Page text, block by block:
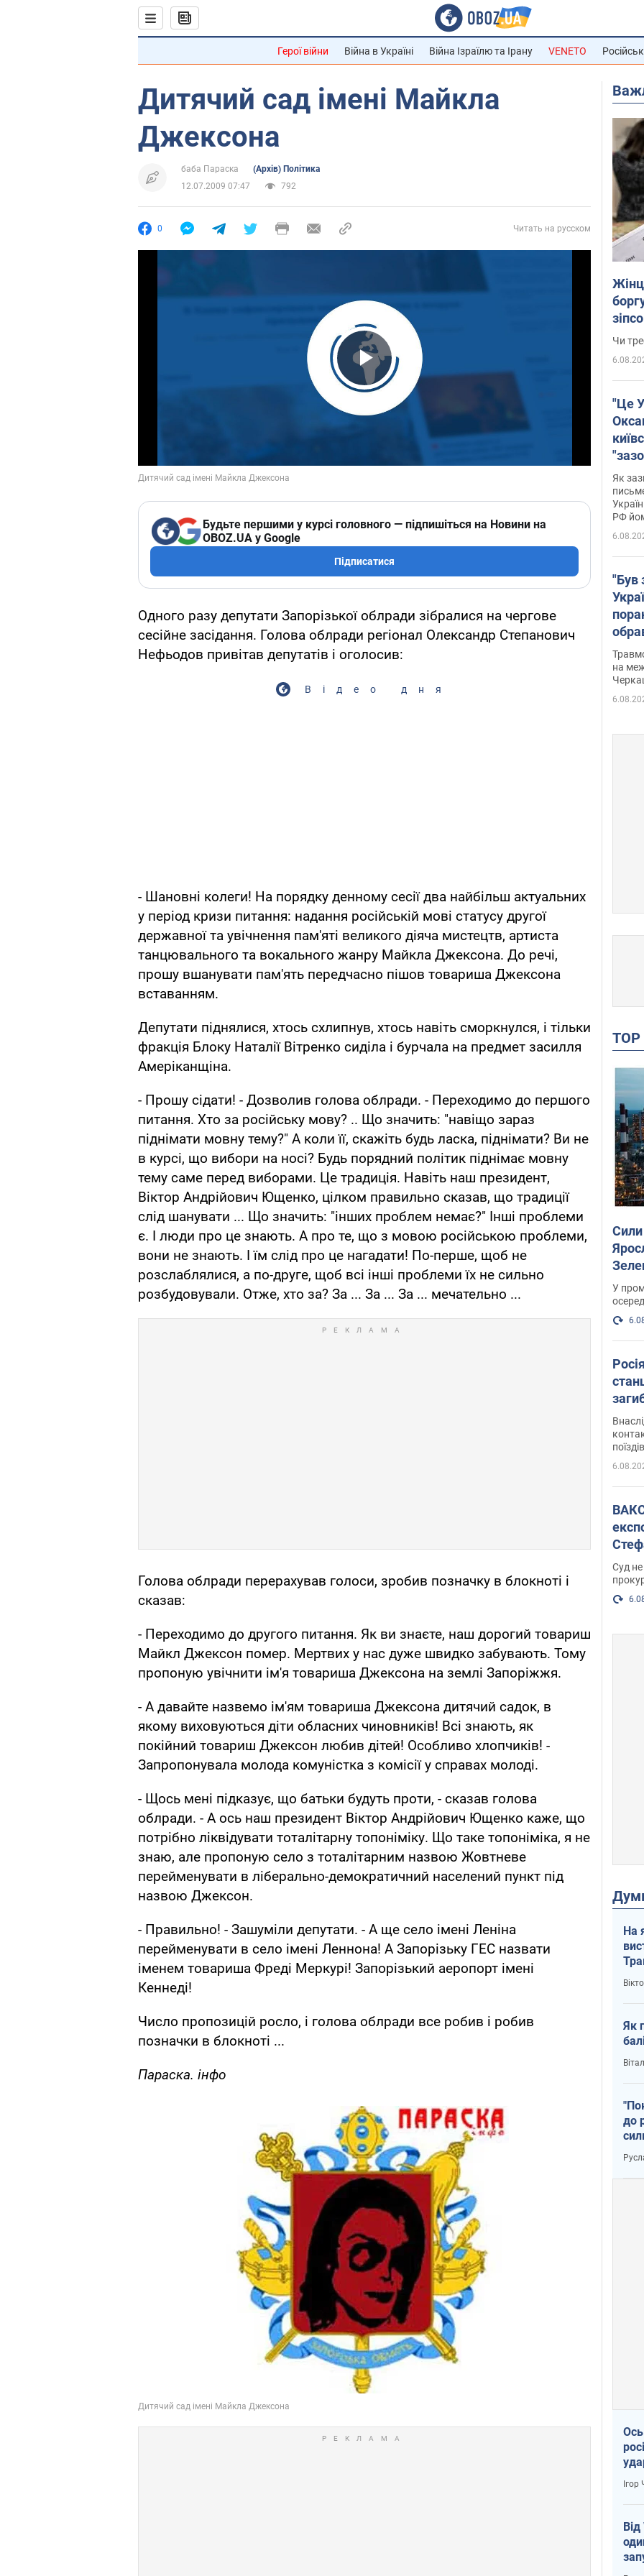
Герої війни Війна в Україні Війна Ізраїлю та Ірану VENETO
Дитячий сад імені Майкла
Джексона
баба Параска
(Архів) Політика
12.07.2009 07:47
792
0 Читать на русском
Play Video
Будьте першими у курсі головного — підпишіться на Новини на
OBOZ.UA у Google
Підписатися
Одного разу депутати Запорізької облради зібралися на чергове
сесійне засідання. Голова облради регіонал Олександр Степанович
Нефьодов привітав депутатів і оголосив:
Відео дня
- Шановні колеги! На порядку денному сесії два найбільш актуальних
у період кризи питання: надання російській мові статусу другої
державної та увічнення пам'яті великого діяча мистецтв, артиста
танцювального та вокального жанру Майкла Джексона. До речі,
прошу вшанувати пам'ять передчасно пішов товариша Джексона
вставанням.
Депутати піднялися, хтось схлипнув, хтось навіть сморкнулся, і тільки
фракція Блоку Наталії Вітренко сиділа і бурчала на предмет засилля
Амеріканщіна.
- Прошу сідати! - Дозволив голова облради. - Переходимо до першого
питання. Хто за російську мову? .. Що значить: "навіщо зараз
піднімати мовну тему?" А коли її, скажіть будь ласка, піднімати? Ви не
в курсі, що вибори на носі? Будь порядний політик піднімає мовну
тему саме перед виборами. Це традиція. Навіть наш президент,
Віктор Андрійович Ющенко, цілком правильно сказав, що традиції
слід шанувати ... Що значить: "інших проблем немає?" Інші проблеми
є. І люди про це знають. А про те, що з мовою російською проблеми,
вони не знають. І їм слід про це нагадати! По-перше, щоб не
розслаблялися, а по-друге, щоб всі інші проблеми їх не сильно
розбудовували. Отже, хто за? За ... За ... За ... мечательно ...
Голова облради перерахував голоси, зробив позначку в блокноті і
сказав:
- Переходимо до другого питання. Як ви знаєте, наш дорогий товариш
Майкл Джексон помер. Мертвих у нас дуже швидко забувають. Тому
пропоную увічнити ім'я товариша Джексона на землі Запоріжжя.
- А давайте назвемо ім'ям товариша Джексона дитячий садок, в
якому виховуються діти обласних чиновників! Всі знають, як
покійний товариш Джексон любив дітей! Особливо хлопчиків! -
Запропонувала молода комуністка з комісії у справах молоді.
- Щось мені підказує, що батьки будуть проти, - сказав голова
облради. - А ось наш президент Віктор Андрійович Ющенко каже, що
потрібно ліквідувати тоталітарну топоніміку. Що таке топоніміка, я не
знаю, але пропоную село з тоталітарним назвою Жовтневе
перейменувати в ліберально-демократичний населений пункт під
назвою Джексон.
- Правильно! - Зашуміли депутати. - А ще село імені Леніна
перейменувати в село імені Леннона! А Запорізьку ГЕС назвати
іменем товариша Фреді Меркурі! Запорізький аеропорт імені
Кеннеді!
Число пропозицій росло, і голова облради все робив і робив
позначки в блокноті ...
Параска. інфо
Чи
"Це
Як
РФ
"Був
Фото
на
У
ВАКС обрав
Суд
На
Як
до